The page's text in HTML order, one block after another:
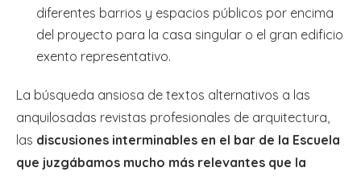
diferentes barrios y espacios públicos por encima
del proyecto para la casa singular o el gran edificio
exento representativo.
La búsqueda ansiosa de textos alternativos a las
anquilosadas revistas profesionales de arquitectura,
las discusiones interminables en el bar de la Escuela
que juzgábamos mucho más relevantes que la